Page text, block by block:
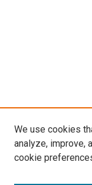
We use cookies
analyze, improve,
cookie